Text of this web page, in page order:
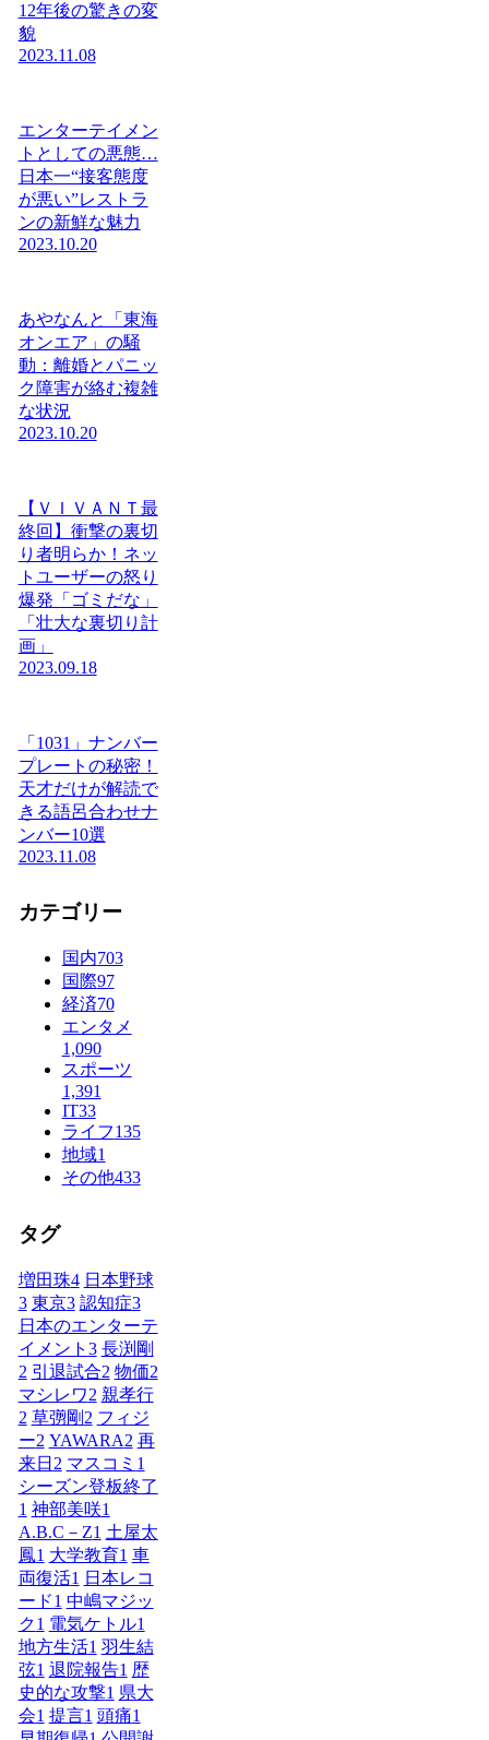
12年後の驚きの変
貌
2023.11.08
エンターテイメン
トとしての悪態…
日本一“接客態度
が悪い”レストラ
ンの新鮮な魅力
2023.10.20
あやなんと「東海
オンエア」の騒
動：離婚とパニッ
ク障害が絡む複雑
な状況
2023.10.20
【ＶＩＶＡＮＴ最
終回】衝撃の裏切
り者明らか！ネッ
トユーザーの怒り
爆発「ゴミだな」
「壮大な裏切り計
画」
2023.09.18
「1031」ナンバー
プレートの秘密！
天才だけが解読で
きる語呂合わせナ
ンバー10選
2023.11.08
カテゴリー
国内703
国際97
経済70
エンタメ
1,090
スポーツ
1,391
IT33
ライフ135
地域1
その他433
タグ
増田珠4 日本野球
3 東京3 認知症3
日本のエンターテ
イメント 3 長渕剛
2 引退試合2 物価2
マシレワ2 親孝行
2 草彅剛 2 フィジ
ー2 YAWARA2 再
来日 2 マスコミ 1
シーズン登板終了
1 神部美咲1
A.B.C－Z1 土屋太
鳳1 大学教育1 車
両復活1 日本レコ
ード1 中嶋マジッ
ク1 電気ケトル1
地方生活1 羽生結
弦1 退院報告1 歴
史的な攻撃1 県大
会1 提言1 頭痛1